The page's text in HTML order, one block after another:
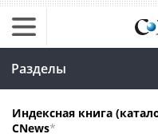
Разделы
Индексная книга
CNews*